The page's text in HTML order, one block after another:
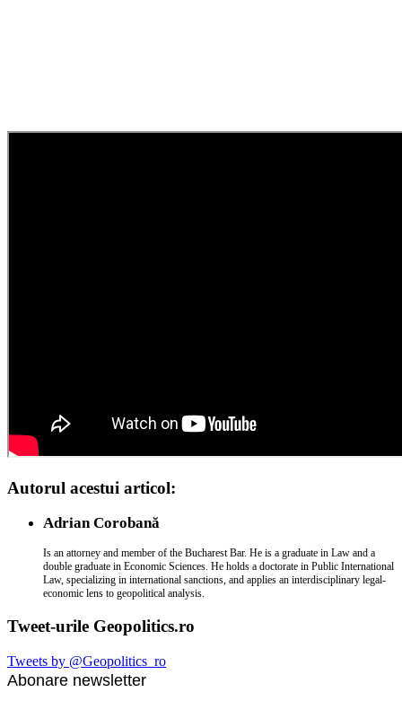
Autorul acestui articol:
Adrian Corobană
Is an attorney and member of the Bucharest Bar. He is a graduate in Law and a
double graduate in Economic Sciences. He holds a doctorate in Public International
Law, specializing in international sanctions, and applies an interdisciplinary legal-
economic lens to geopolitical analysis.
Tweet-urile Geopolitics.ro
Tweets by @Geopolitics_ro
Abonare newsletter